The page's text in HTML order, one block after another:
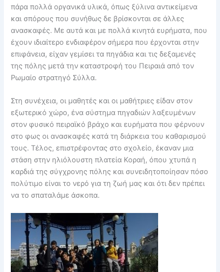
πάρα πολλά οργανικά υλικά, όπως ξύλινα αντικείμενα
και σπόρους που συνήθως δε βρίσκονται σε άλλες
ανασκαφές. Με αυτά και με πολλά κινητά ευρήματα, που
έχουν ιδιαίτερο ενδιαφέρον σήμερα που έρχονται στην
επιφάνεια, είχαν γεμίσει τα πηγάδια και τις δεξαμενές
της πόλης μετά την καταστροφή του Πειραιά από τον
Ρωμαίο στρατηγό Σύλλα.
Στη συνέχεια, οι μαθητές και οι μαθήτριες είδαν στον
εξωτερικό χώρο, ένα σύστημα πηγαδιών λαξευμένων
στον φυσικό πειραϊκό βράχο και ευρήματα που φέρνουν
στο φως οι ανασκαφές κατά τη διάρκεια του καθαρισμού
τους. Τέλος, επιστρέφοντας στο σχολείο, έκαναν μια
στάση στην ηλιόλουστη πλατεία Κοραή, όπου χτυπά η
καρδιά της σύγχρονης πόλης και συνειδητοποίησαν πόσο
πολύτιμο είναι το νερό για τη ζωή μας και ότι δεν πρέπει
να το σπαταλάμε άσκοπα.